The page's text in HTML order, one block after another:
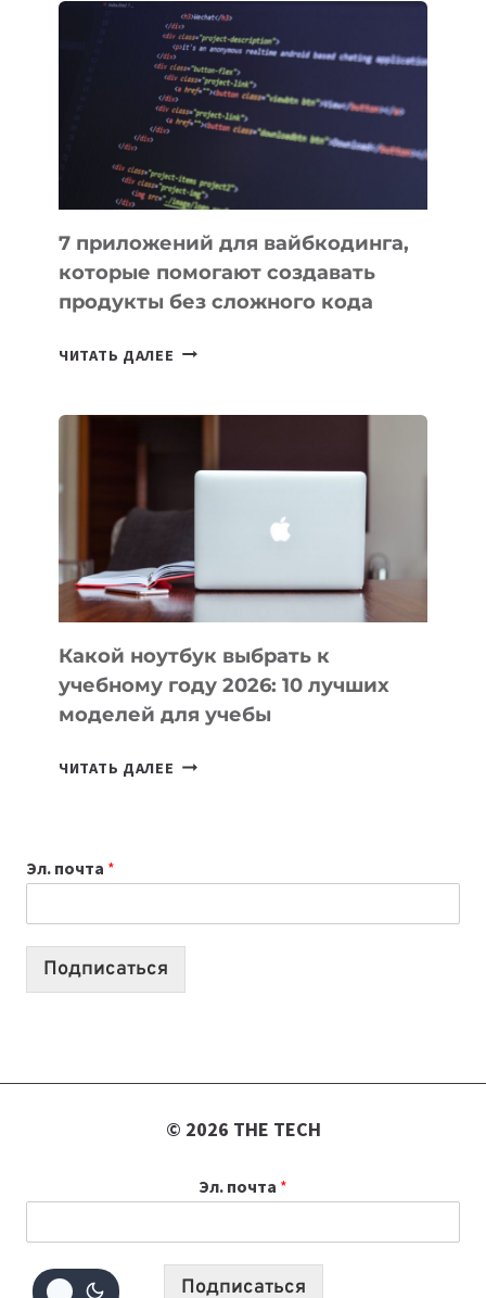
ПОЛЕЗНЫХ
ИНСТРУМЕНТОВ
ДЛЯ
РАБОТЫ
7 приложений для вайбкодинга,
которые помогают создавать
продукты без сложного кода
ЧИТАТЬ ДАЛЕЕ 7
ПОМОГАЮТ
СОЗДАВАТЬ
БЕЗ
СЛОЖНОГО
КОДА
Какой ноутбук выбрать к
учебному году 2026: 10 лучших
моделей для учебы
ЧИТАТЬ ДАЛЕЕ КАКОЙ
2026:
10
Эл. почта *
Подписаться
© 2026 THE TECH
Эл. почта *
Подписаться